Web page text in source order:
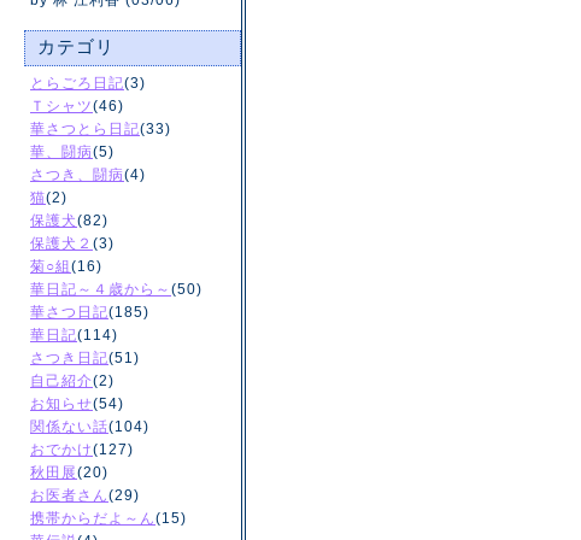
カテゴリ
とらごろ日記(3)
Ｔシャツ(46)
華さつとら日記(33)
華、闘病(5)
さつき、闘病(4)
猫(2)
保護犬(82)
保護犬２ (3)
菊○組 (16)
華日記～４歳から～ (50)
華さつ日記(185)
華日記(114)
さつき日記(51)
自己紹介(2)
お知らせ(54)
関係ない話(104)
おでかけ(127)
秋田展(20)
お医者さん(29)
携帯からだよ～ん(15)